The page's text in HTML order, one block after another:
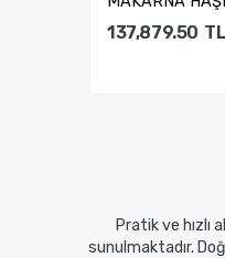
MAKİNESİ
137,879.50 TL
Pratik ve
sunulmaktadır.